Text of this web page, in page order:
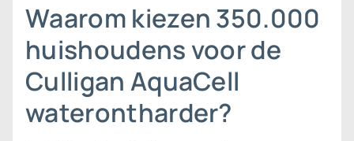
Waarom kiezen 350.000
huishoudens voor de
Culligan AquaCell
waterontharder?